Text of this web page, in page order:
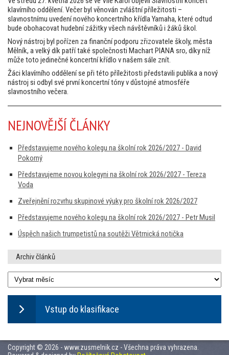
klavírního oddělení. Večer byl věnován zvláštní příležitosti –
slavnostnímu uvedení nového koncertního křídla Yamaha, které odtud
bude obohacovat hudební zážitky všech návštěvníků i žáků škol.
Nový nástroj byl pořízen za finanční podporu zřizovatele školy, města
Mělník, a velký dík patří také společnosti Machart PIANA sro, díky níž
může toto jedinečné koncertní křídlo v našem sále znít.
Žáci klavírního oddělení se při této příležitosti představili publika a nový
nástroj si odbyl své první koncertní tóny v důstojné atmosféře
slavnostního večera.
NEJNOVĚJŠÍ ČLÁNKY
Představujeme nového kolegu na školní rok 2026/2027 - David
Pokorný
Představujeme novou kolegyni na školní rok 2026/2027 - Tereza
Voda
Zveřejnění rozvrhu skupinové výuky pro školní rok 2026/2027
Představujeme nového kolegu na školní rok 2026/2027 - Petr Musil
Úspěch našich trumpetistů na soutěži Větrnická notička
Archiv článků
Vstup do klasifikace
Copyright © 2026 - www.zusmelnik.cz - Všechna práva vyhrazena.